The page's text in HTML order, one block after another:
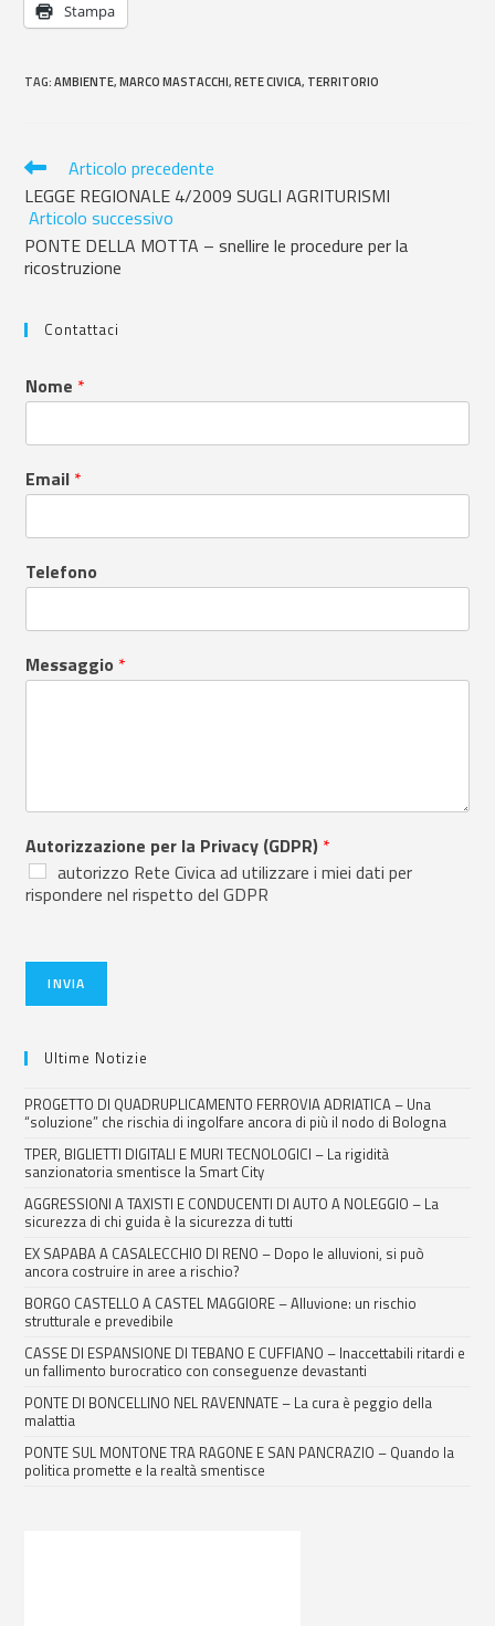
Stampa
TAG:AMBIENTE, MARCO MASTACCHI, RETE CIVICA, TERRITORIO
Articolo precedente
LEGGE REGIONALE 4/2009 SUGLI AGRITURISMI
Articolo successivo
PONTE DELLA MOTTA – snellire le procedure per la
ricostruzione
Contattaci
Nome *
Email *
Telefono
Messaggio *
Autorizzazione per la Privacy (GDPR) *
autorizzo Rete Civica ad utilizzare i miei dati per
rispondere nel rispetto del GDPR
INVIA
Ultime Notizie
PROGETTO DI QUADRUPLICAMENTO FERROVIA ADRIATICA – Una
“soluzione” che rischia di ingolfare ancora di più il nodo di Bologna
TPER, BIGLIETTI DIGITALI E MURI TECNOLOGICI – La rigidità
sanzionatoria smentisce la Smart City
AGGRESSIONI A TAXISTI E CONDUCENTI DI AUTO A NOLEGGIO – La
sicurezza di chi guida è la sicurezza di tutti
EX SAPABA A CASALECCHIO DI RENO – Dopo le alluvioni, si può
ancora costruire in aree a rischio?
BORGO CASTELLO A CASTEL MAGGIORE – Alluvione: un rischio
strutturale e prevedibile
CASSE DI ESPANSIONE DI TEBANO E CUFFIANO – Inaccettabili ritardi e
un fallimento burocratico con conseguenze devastanti
PONTE DI BONCELLINO NEL RAVENNATE – La cura è peggio della
malattia
PONTE SUL MONTONE TRA RAGONE E SAN PANCRAZIO – Quando la
politica promette e la realtà smentisce